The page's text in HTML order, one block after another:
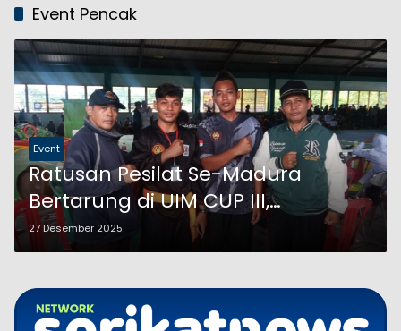
Event Pencak
Event
Ratusan Pesilat Se-Madura
Bertarung di UIM CUP III,
Perguruan Cobra Turunkan 86
Atlet
27 Desember 2025